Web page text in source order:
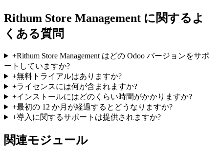
Rithum Store Management に関するよ
くある質問
+Rithum Store Management はどの Odoo バージョンをサポ
ートしていますか?
+無料トライアルはありますか?
+ライセンスには何が含まれますか?
+インストールにはどのくらい時間がかかりますか?
+最初の 12 か月が経過するとどうなりますか?
+導入に関するサポートは提供されますか?
関連モジュール